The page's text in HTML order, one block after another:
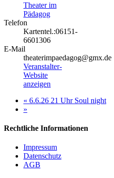
Theater im
Pädagog
Telefon
Kartentel.:06151-
6601306
E-Mail
theaterimpaedagog@gmx.de
Veranstalter-
Website
anzeigen
« 6.6.26 21 Uhr Soul night
»
Rechtliche Informationen
Impressum
Datenschutz
AGB